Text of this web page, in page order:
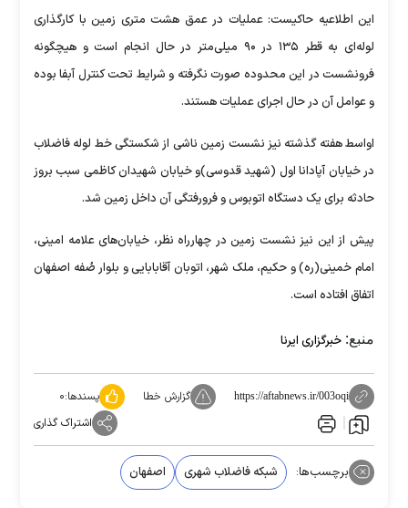
این اطلاعیه حاکیست: عملیات در عمق هشت‌ متری زمین با کارگذاری
لوله‌ای به قطر ۱۳۵ در ۹۰ میلی‌متر در حال انجام است و هیچگونه
فرونشست در این محدوده صورت نگرفته و شرایط تحت کنترل آبفا بوده
و عوامل آن در حال اجرای عملیات هستند.
اواسط هفته گذشته نیز نشست زمین ناشی از شکستگی خط لوله فاضلاب
در خیابان آپادانا اول (شهید قدوسی)و خیابان شهیدان کاظمی سبب بروز
حادثه برای یک دستگاه اتوبوس و فرورفتگی آن داخل زمین شد.
پیش‌ از این نیز نشست‌ زمین در چهارراه نظر، خیابان‌های علامه امینی،
امام خمینی(ره) و حکیم، ملک شهر، اتوبان آقابابایی و بلوار صُفه اصفهان
اتفاق افتاده است.
منبع: خبرگزاری ایرنا
https://aftabnews.ir/003oqi گزارش خطا پسندها:۰
اشتراک گذاری
برچسب‌ها: شبکه فاضلاب شهری اصفهان